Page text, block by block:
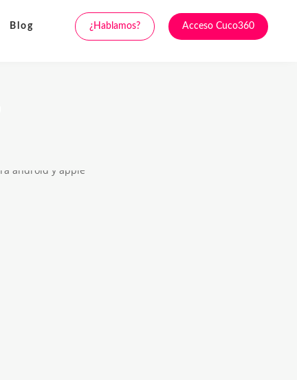
Blog ¿Hablamos? Acceso Cuco360